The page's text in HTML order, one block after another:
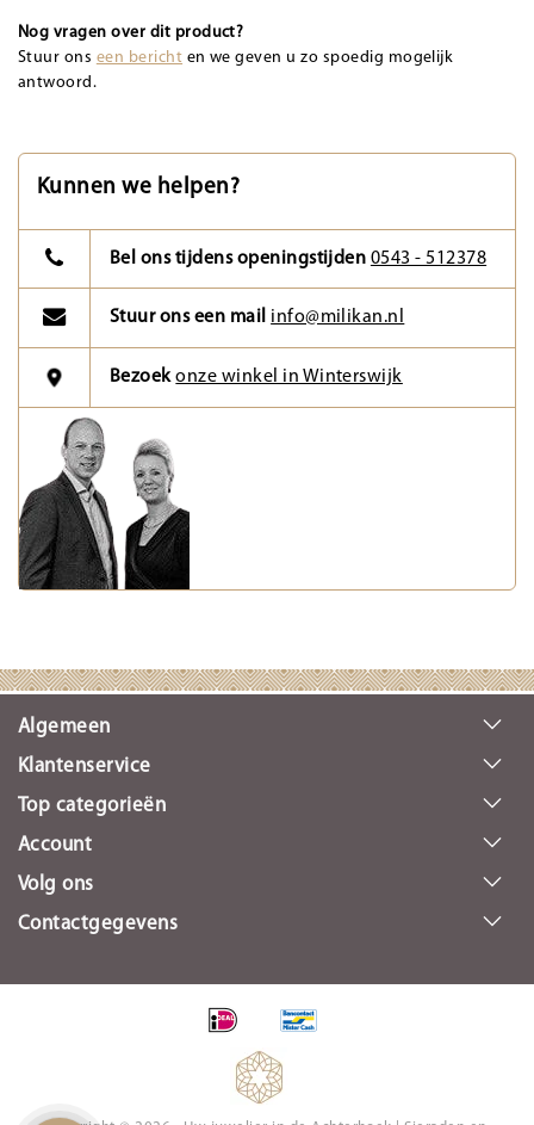
Nog vragen over dit product?
Stuur ons een bericht en we geven u zo spoedig mogelijk
antwoord.
Kunnen we helpen?
Bel ons tijdens openingstijden 0543 - 512378
Stuur ons een mail info@milikan.nl
Bezoekonze winkel in Winterswijk
Algemeen
Klantenservice
Top categorieën
Account
Volg ons
Contactgegevens